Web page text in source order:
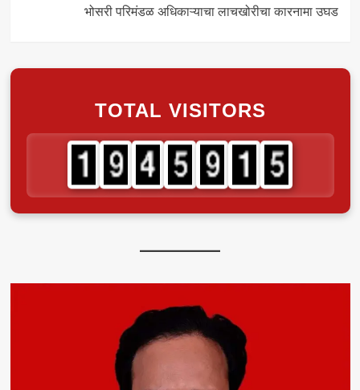
भोसरी परिमंडळ अधिकाऱ्याचा लाचखोरीचा कारनामा उघड
TOTAL VISITORS